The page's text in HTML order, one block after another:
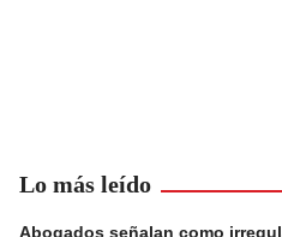
Lo más leído
Abogados señalan como